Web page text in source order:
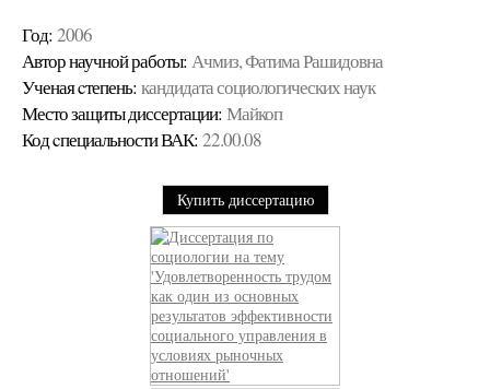
Год: 2006
Автор научной работы: Ачмиз, Фатима Рашидовна
Ученая cтепень: кандидата социологических наук
Место защиты диссертации: Майкоп
Код cпециальности ВАК: 22.00.08
Купить диссертацию